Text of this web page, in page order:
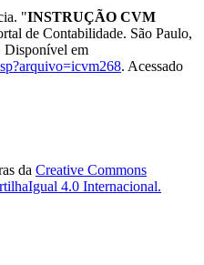
"INSTRUÇÃO CVM
de Contabilidade. São Paulo,
em
. Acessado
da Creative Commons
4.0 Internacional.